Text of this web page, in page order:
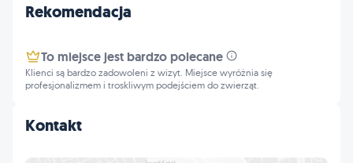
Kontakt
Rekomendacja
To miejsce jest bardzo polecane
Klienci są bardzo zadowoleni z wizyt. Miejsce wyróżnia się
profesjonalizmem i troskliwym podejściem do zwierząt.